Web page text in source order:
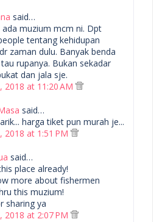
said…
ada muzium mcm ni. Dpt
tentang kehidupan
zaman dulu. Banyak benda
rupanya. Bukan sekadar
dan jala sje.
2018 at 11:20 AM
said…
harga tiket pun murah je...
2018 at 1:51 PM
said…
place already!
more about fishermen
this muzium!
sharing ya
2018 at 2:07 PM